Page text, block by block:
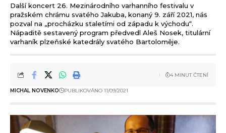
Další koncert 26. Mezinárodního varhanního festivalu v
pražském chrámu svatého Jakuba, konaný 9. září 2021, nás
pozval na „procházku staletími od západu k východu“.
Nápaditě sestavený program předvedl Aleš Nosek, titulární
varhaník plzeňské katedrály svatého Bartoloměje.
MICHAL NOVENKO PUBLIKOVÁNO 11/09/2021
4 MINUT ČTENÍ